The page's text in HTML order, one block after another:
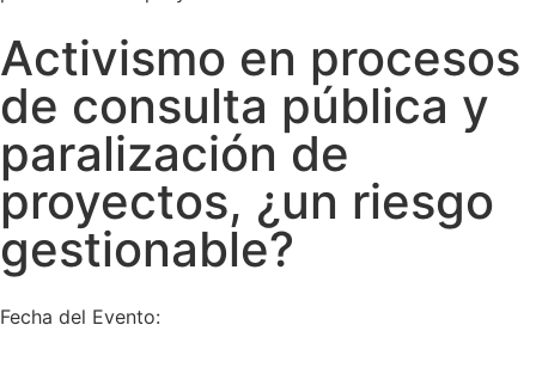
Activismo en procesos
de consulta pública y
paralización de
proyectos, ¿un riesgo
gestionable?
Fecha del Evento: